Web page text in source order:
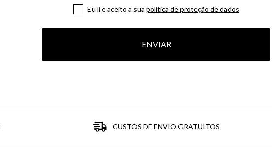
Eu li e aceito a sua política de proteção de dados
ENVIAR
CUSTOS DE ENVIO GRATUITOS